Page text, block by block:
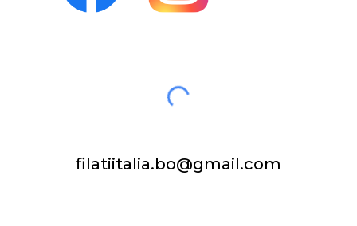
filatiitalia.bo@gmail.com